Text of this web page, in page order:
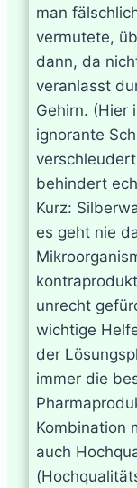
man
vermutete,
dann, da
veranlasst
Gehirn. (Hier
ignorante
behindert
Kurz:
es geht nie
unrecht
wichtige
der
immer die
Kombination
auch